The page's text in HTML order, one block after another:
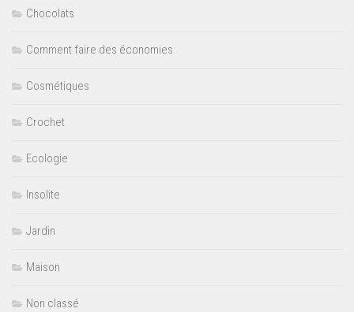
Chocolats
Comment faire des économies
Cosmétiques
Crochet
Ecologie
Insolite
Jardin
Maison
Non classé